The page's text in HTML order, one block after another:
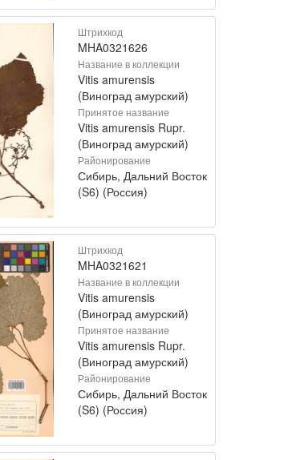
Штрихкод
MHA0321626
Название в коллекции
Vitis amurensis
(Виноград амурский)
Принятое название
Vitis amurensis Rupr.
(Виноград амурский)
Районирование
Сибирь, Дальний Восток
(S6) (Россия)
Штрихкод
MHA0321621
Название в коллекции
Vitis amurensis
(Виноград амурский)
Принятое название
Vitis amurensis Rupr.
(Виноград амурский)
Районирование
Сибирь, Дальний Восток
(S6) (Россия)